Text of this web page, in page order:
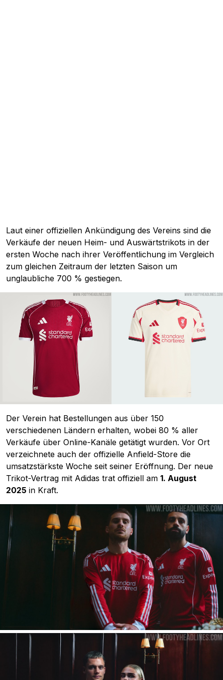
Laut einer offiziellen Ankündigung des Vereins sind die
Verkäufe der neuen Heim- und Auswärtstrikots in der
ersten Woche nach ihrer Veröffentlichung im Vergleich
zum gleichen Zeitraum der letzten Saison um
unglaubliche 700 % gestiegen.
Der Verein hat Bestellungen aus über 150
verschiedenen Ländern erhalten, wobei 80 % aller
Verkäufe über Online-Kanäle getätigt wurden. Vor Ort
verzeichnete auch der offizielle Anfield-Store die
umsatzstärkste Woche seit seiner Eröffnung. Der neue
Trikot-Vertrag mit Adidas trat offiziell am 1. August
2025 in Kraft.